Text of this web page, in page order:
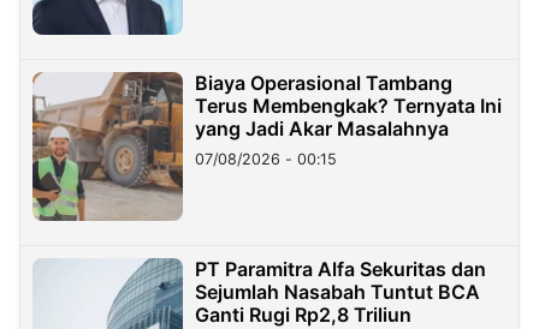
Biaya Operasional Tambang
Terus Membengkak? Ternyata Ini
yang Jadi Akar Masalahnya
07/08/2026 - 00:15
PT Paramitra Alfa Sekuritas dan
Sejumlah Nasabah Tuntut BCA
Ganti Rugi Rp2,8 Triliun